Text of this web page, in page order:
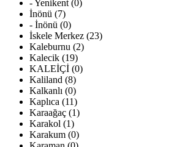
- Yenikent (0)
İnönü (7)
- İnönü (0)
İskele Merkez (23)
Kaleburnu (2)
Kalecik (19)
KALEİÇİ (0)
Kaliland (8)
Kalkanlı (0)
Kaplıca (11)
Karaağaç (1)
Karakol (1)
Karakum (0)